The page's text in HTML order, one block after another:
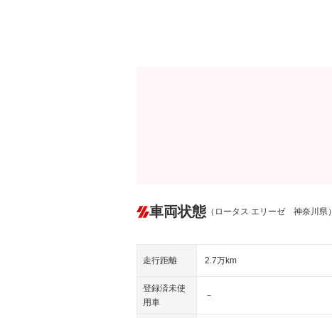
車両状態 （ロータス エリーゼ 神奈川県）
走行距離 2.7万km
登録済未使
用車
－